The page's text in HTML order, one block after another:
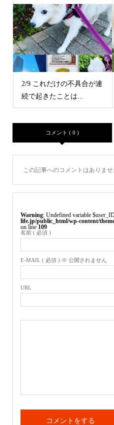
2/9 これだけの不具合が連
続で起きたことは...
コメント ( 0 )
この記事へのコメントはありませ
Warning : Undefined variable
life.jp/public_html/wp-content/
on line 109
名前 ( 必須 )
E-MAIL ( 必須 ) ※ 公開されません
URL